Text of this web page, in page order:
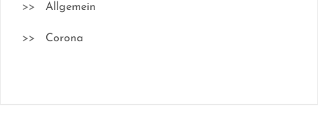
Allgemein
Corona